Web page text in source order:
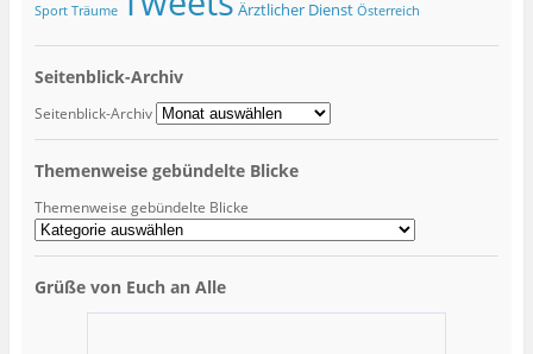
Sport Träume Ärztlicher Dienst Österreich
Seitenblick-Archiv
Seitenblick-Archiv
Themenweise gebündelte Blicke
Themenweise gebündelte Blicke
Grüße von Euch an Alle